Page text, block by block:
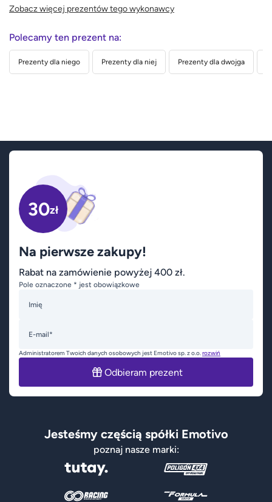
Zobacz więcej prezentów tego wykonawcy
Polecamy ten prezent na:
Prezenty dla niego Prezenty dla niej Prezenty dla dwojga
30zł
Na pierwsze zakupy!
Rabat na zamówienie powyżej 400 zł.
Pole oznaczone * jest obowiązkowe
Imię
E-mail*
Administratorem Twoich danych osobowych jest Emotivo sp. z o.o.rozwiń
Odbieram prezent
Jesteśmy częścią spółki Emotivo
poznaj nasze marki: